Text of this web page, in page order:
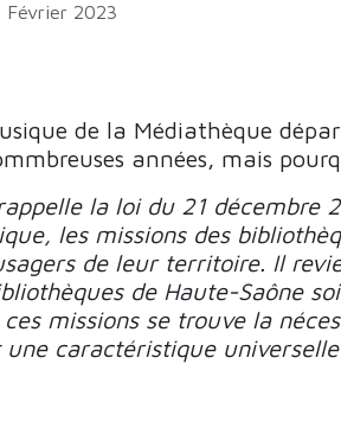
Février 2023
de la Médiathèque
années, mais
la loi du 21 décembre
les missions des
de leur territoire. Il
de Haute-Saône
missions se trouve la
caractéristique